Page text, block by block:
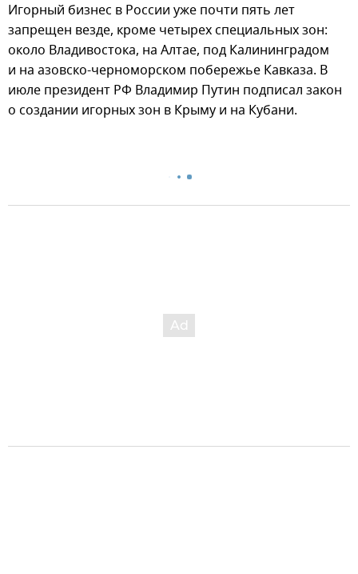
Игорный бизнес в России уже почти пять лет
запрещен везде, кроме четырех специальных зон:
около Владивостока, на Алтае, под Калининградом
и на азовско-черноморском побережье Кавказа. В
июле президент РФ Владимир Путин подписал закон
о создании игорных зон в Крыму и на Кубани.